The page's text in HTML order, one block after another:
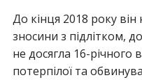
До кінця 2018 року
зносини з підлітком,
не досягла 16-річного
потерпілої та